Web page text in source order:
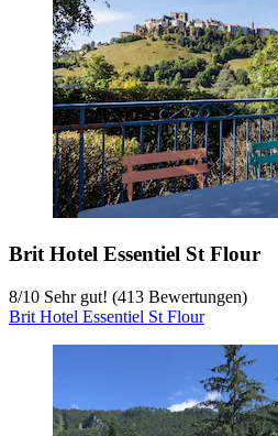
Brit Hotel Essentiel St Flour
8/10 Sehr gut! (413 Bewertungen)
Brit Hotel Essentiel St Flour